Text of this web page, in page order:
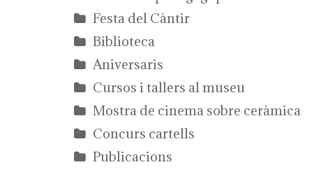
Festa del Càntir
Biblioteca
Aniversaris
Cursos i tallers al museu
Mostra de cinema sobre ceràmica
Concurs cartells
Publicacions